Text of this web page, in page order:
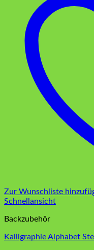
Zur Wunschliste
Schnellansicht
Backzubehör
Kalligraphie Alphabet